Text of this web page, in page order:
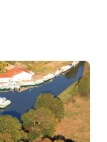
55,00 €
/ неделя
95,00 €
/ неделя